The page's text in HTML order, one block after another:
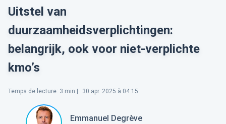
Uitstel van
duurzaamheidsverplichtingen:
belangrijk, ook voor niet-verplichte
kmo’s
Temps de lecture: 3 min | 30 apr. 2025 à 04:15
Emmanuel Degrève